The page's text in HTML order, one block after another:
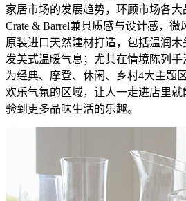
家居市场的发展趋势，环顾市场各
Crate & Barrel兼具质感与设计感，
原装进口天然建材打造，包括温润
发美式温暖气息；尤其在情境陈列
为经典、摩登、休闲、乡村4大主题
欢乐气氛的区域，让人一走进店里
验到更多品味生活的乐趣。